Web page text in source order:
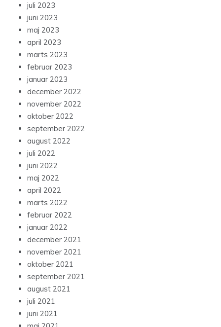
juli 2023
juni 2023
maj 2023
april 2023
marts 2023
februar 2023
januar 2023
december 2022
november 2022
oktober 2022
september 2022
august 2022
juli 2022
juni 2022
maj 2022
april 2022
marts 2022
februar 2022
januar 2022
december 2021
november 2021
oktober 2021
september 2021
august 2021
juli 2021
juni 2021